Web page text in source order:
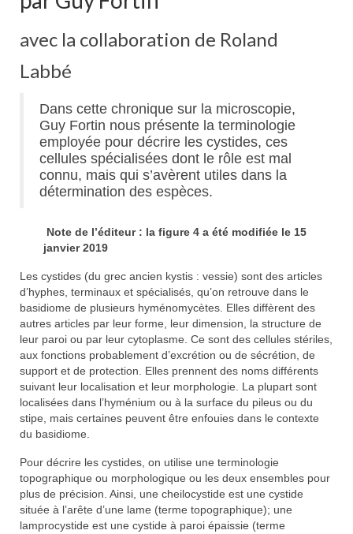
avec la collaboration de Roland
Labbé
Dans cette chronique sur la microscopie,
Guy Fortin nous présente la terminologie
employée pour décrire les cystides, ces
cellules spécialisées dont le rôle est mal
connu, mais qui s’avèrent utiles dans la
détermination des espèces.
Note de l’éditeur : la figure 4 a été modifiée le 15
janvier 2019
Les cystides (du grec ancien kystis : vessie) sont des articles
d’hyphes, terminaux et spécialisés, qu’on retrouve dans le
basidiome de plusieurs hyménomycètes. Elles diffèrent des
autres articles par leur forme, leur dimension, la structure de
leur paroi ou par leur cytoplasme. Ce sont des cellules stériles,
aux fonctions probablement d’excrétion ou de sécrétion, de
support et de protection. Elles prennent des noms différents
suivant leur localisation et leur morphologie. La plupart sont
localisées dans l’hyménium ou à la surface du pileus ou du
stipe, mais certaines peuvent être enfouies dans le contexte
du basidiome.
Pour décrire les cystides, on utilise une terminologie
topographique ou morphologique ou les deux ensembles pour
plus de précision. Ainsi, une cheilocystide est une cystide
située à l’arête d’une lame (terme topographique); une
lamprocystide est une cystide à paroi épaissie (terme